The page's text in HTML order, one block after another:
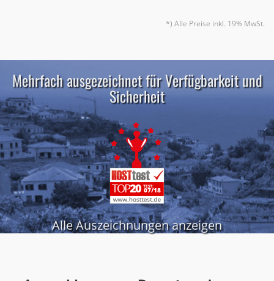
*) Alle Preise inkl. 19% MwSt.
Mehrfach ausgezeichnet für Verfügbarkeit und
Sicherheit
Alle Auszeichnungen anzeigen